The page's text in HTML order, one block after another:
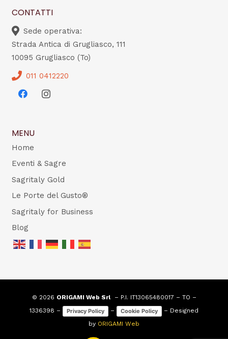
CONTATTI
Sede operativa:
Strada Antica di Grugliasco, 111
10095 Grugliasco (To)
011 0412220
MENU
Home
Eventi & Sagre
Sagritaly Gold
Le Porte del Gusto®
Sagritaly for Business
Blog
© 2026 ORIGAMI Web Srl– P.I. IT13065480017 – TO –
1336398 –
Privacy Policy – Cookie Policy
– Designed
by ORIGAMI Web